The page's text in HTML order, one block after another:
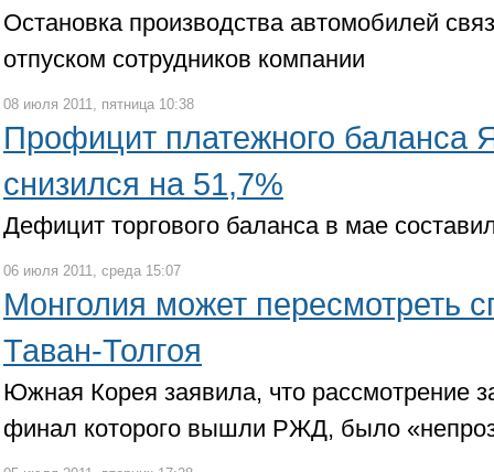
Остановка производства автомобилей
отпуском сотрудников компании
08 июля 2011, пятница 10:38
Профицит платежного баланса
снизился на 51,7%
Дефицит торгового баланса в мае
06 июля 2011, среда 15:07
Монголия может пересмотреть
Таван-Толгоя
Южная Корея заявила, что рассмотрение
финал которого вышли РЖД, было